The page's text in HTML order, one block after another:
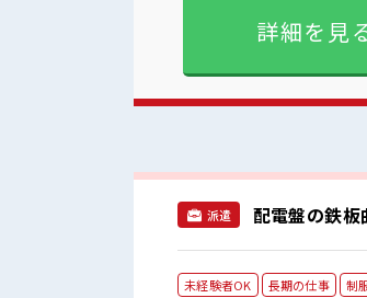
手すぎ
スマホチ
詳細を見
派遣 配電盤の鉄
未経験者OK 長期の仕事 制